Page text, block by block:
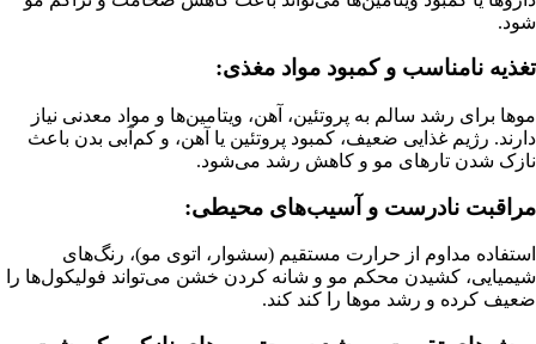
شود.
تغذیه نامناسب و کمبود مواد مغذی:
موها برای رشد سالم به پروتئین، آهن، ویتامین‌ها و مواد معدنی نیاز
دارند. رژیم غذایی ضعیف، کمبود پروتئین یا آهن، و کم‌آبی بدن باعث
نازک شدن تارهای مو و کاهش رشد می‌شود.
مراقبت نادرست و آسیب‌های محیطی:
استفاده مداوم از حرارت مستقیم (سشوار، اتوی مو)، رنگ‌های
شیمیایی، کشیدن محکم مو و شانه کردن خشن می‌تواند فولیکول‌ها را
ضعیف کرده و رشد موها را کند کند.